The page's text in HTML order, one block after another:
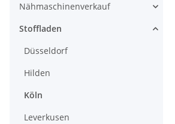
Nähmaschinenverkauf
Stoffladen
Düsseldorf
Hilden
Köln
Leverkusen